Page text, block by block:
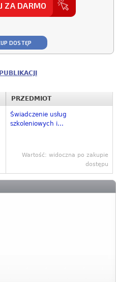
ZA DARMO
DOSTĘP
PRZEDMIOT
Świadczenie usług
szkoleniowych i...
Wartość: widoczna po zakupie
dostępu